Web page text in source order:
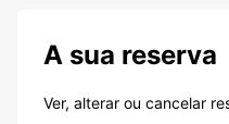
A sua reserva
Ver, alterar ou cancelar